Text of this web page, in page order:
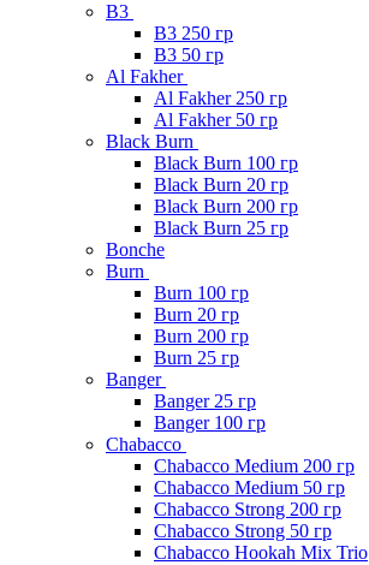
B3
B3 250 гр
B3 50 гр
Al Fakher
Al Fakher 250 гр
Al Fakher 50 гр
Black Burn
Black Burn 100 гр
Black Burn 20 гр
Black Burn 200 гр
Black Burn 25 гр
Bonche
Burn
Burn 100 гр
Burn 20 гр
Burn 200 гр
Burn 25 гр
Banger
Banger 25 гр
Banger 100 гр
Chabacco
Chabacco Medium 200 гр
Chabacco Medium 50 гр
Chabacco Strong 200 гр
Chabacco Strong 50 гр
Chabacco Hookah Mix Trio